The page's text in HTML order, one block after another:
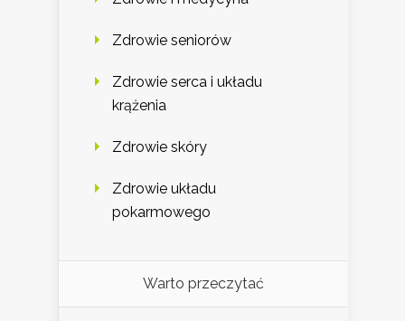
Zdrowie seniorów
Zdrowie serca i układu
krążenia
Zdrowie skóry
Zdrowie układu
pokarmowego
Warto przeczytać